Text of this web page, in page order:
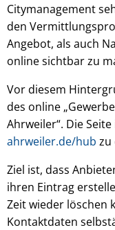
Citymanagement
den
Angebot, als auch
online sichtbar zu
Vor diesem
des online
Ahrweiler“. Die
ahrweiler.de/hub zu
Ziel ist, dass
ihren Eintrag
Zeit wieder löschen
Kontaktdaten